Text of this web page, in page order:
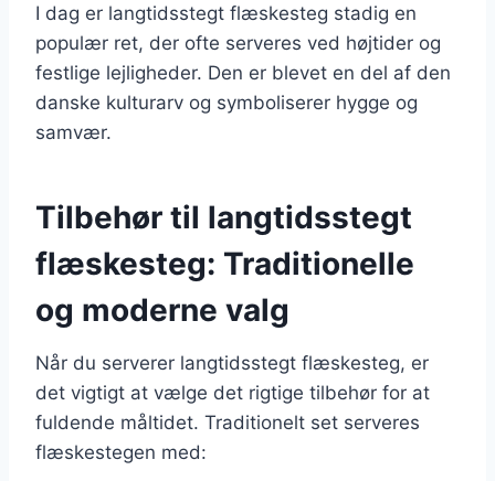
I dag er langtidsstegt flæskesteg stadig en
populær ret, der ofte serveres ved højtider og
festlige lejligheder. Den er blevet en del af den
danske kulturarv og symboliserer hygge og
samvær.
Tilbehør til langtidsstegt
flæskesteg: Traditionelle
og moderne valg
Når du serverer langtidsstegt flæskesteg, er
det vigtigt at vælge det rigtige tilbehør for at
fuldende måltidet. Traditionelt set serveres
flæskestegen med: